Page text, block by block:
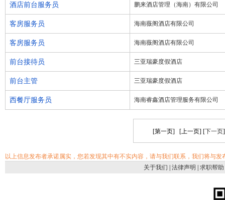
酒店前台服务员 鹏来酒店管理（海南）有限公司
客房服务员 海南薇阁酒店有限公司
客房服务员 海南薇阁酒店有限公司
前台接待员 三亚瑞豪度假酒店
前台主管 三亚瑞豪度假酒店
西餐厅服务员 海南睿鑫酒店管理服务有限公司
[第一页] [上一页] [下一页
以上信息发布者承诺属实，您若发现其中有不实内容，请与我们联系，我们将与发
关于我们
法律声明 求职帮助